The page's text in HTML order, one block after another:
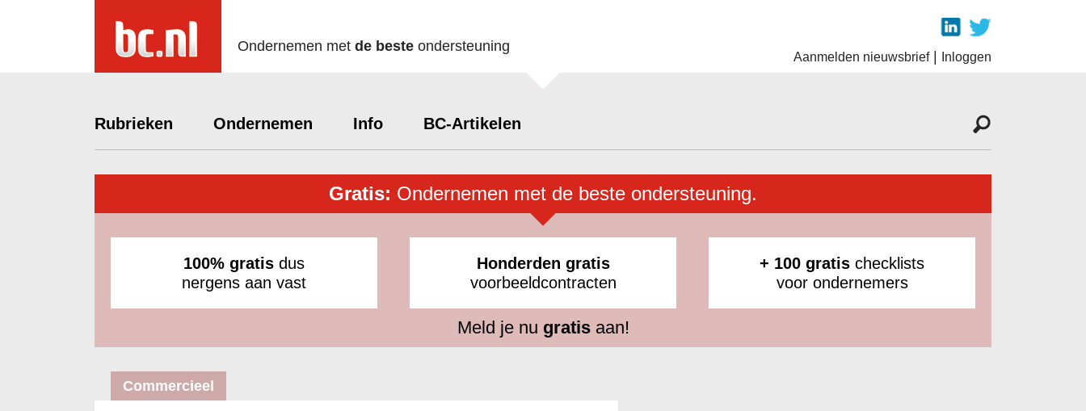
Ondernemen met de beste ondersteuning
Aanmelden nieuwsbrief| Inloggen
Rubrieken Ondernemen Info BC-Artikelen
Gratis: Ondernemen met de beste ondersteuning.
100% gratis dus
nergens aan vast
Honderden gratis
voorbeeldcontracten
+ 100 gratis checklists
voor ondernemers
Meld je nu gratisaan!
Commercieel